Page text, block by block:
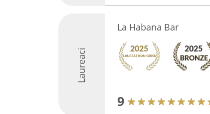
Laureaci
La Habana Bar
9